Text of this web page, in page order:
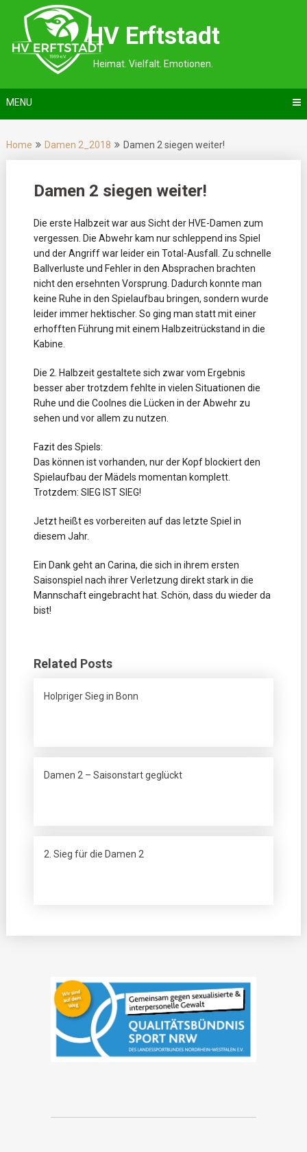
content
HV Erftstadt
Heimat. Vielfalt. Emotionen.
MENU
Home Damen 2_2018 Damen 2 siegen weiter!
Damen 2 siegen weiter!
Die erste Halbzeit war aus Sicht der HVE-Damen zum
vergessen. Die Abwehr kam nur schleppend ins Spiel
und der Angriff war leider ein Total-Ausfall. Zu schnelle
Ballverluste und Fehler in den Absprachen brachten
nicht den ersehnten Vorsprung. Dadurch konnte man
keine Ruhe in den Spielaufbau bringen, sondern wurde
leider immer hektischer. So ging man statt mit einer
erhofften Führung mit einem Halbzeitrückstand in die
Kabine.
Die 2. Halbzeit gestaltete sich zwar vom Ergebnis
besser aber trotzdem fehlte in vielen Situationen die
Ruhe und die Coolnes die Lücken in der Abwehr zu
sehen und vor allem zu nutzen.
Fazit des Spiels:
Das können ist vorhanden, nur der Kopf blockiert den
Spielaufbau der Mädels momentan komplett.
Trotzdem: SIEG IST SIEG!
Jetzt heißt es vorbereiten auf das letzte Spiel in
diesem Jahr.
Ein Dank geht an Carina, die sich in ihrem ersten
Saisonspiel nach ihrer Verletzung direkt stark in die
Mannschaft eingebracht hat. Schön, dass du wieder da
bist!
Related Posts
Holpriger Sieg in Bonn
Damen 2 – Saisonstart geglückt
2. Sieg für die Damen 2